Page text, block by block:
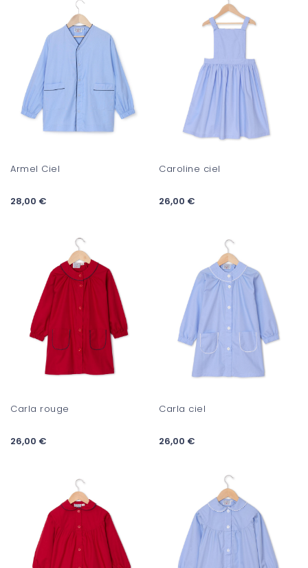
Armel Ciel
28,00 €
Caroline ciel
26,00 €
Carla rouge
26,00 €
Carla ciel
26,00 €